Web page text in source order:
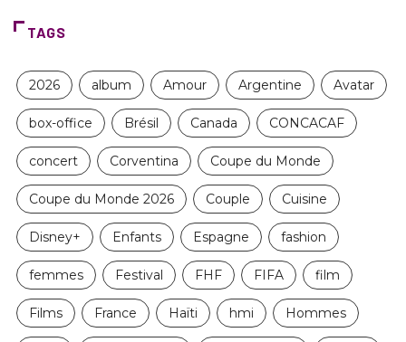
TAGS
2026 album Amour Argentine Avatar
box-office Brésil Canada CONCACAF
concert Corventina Coupe du Monde
Coupe du Monde 2026 Couple Cuisine
Disney+ Enfants Espagne fashion
femmes Festival FHF FIFA film
Films France Haïti hmi Hommes